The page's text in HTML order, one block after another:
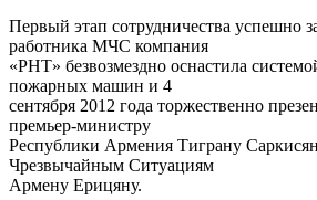
Первый этап сотрудничества
работника МЧС компания
«РНТ» безвозмездно оснастила
пожарных машин и 4
сентября 2012 года торжественно
премьер-министру
Республики Армения Тиграну
Чрезвычайным Ситуациям
Армену Ерицяну.